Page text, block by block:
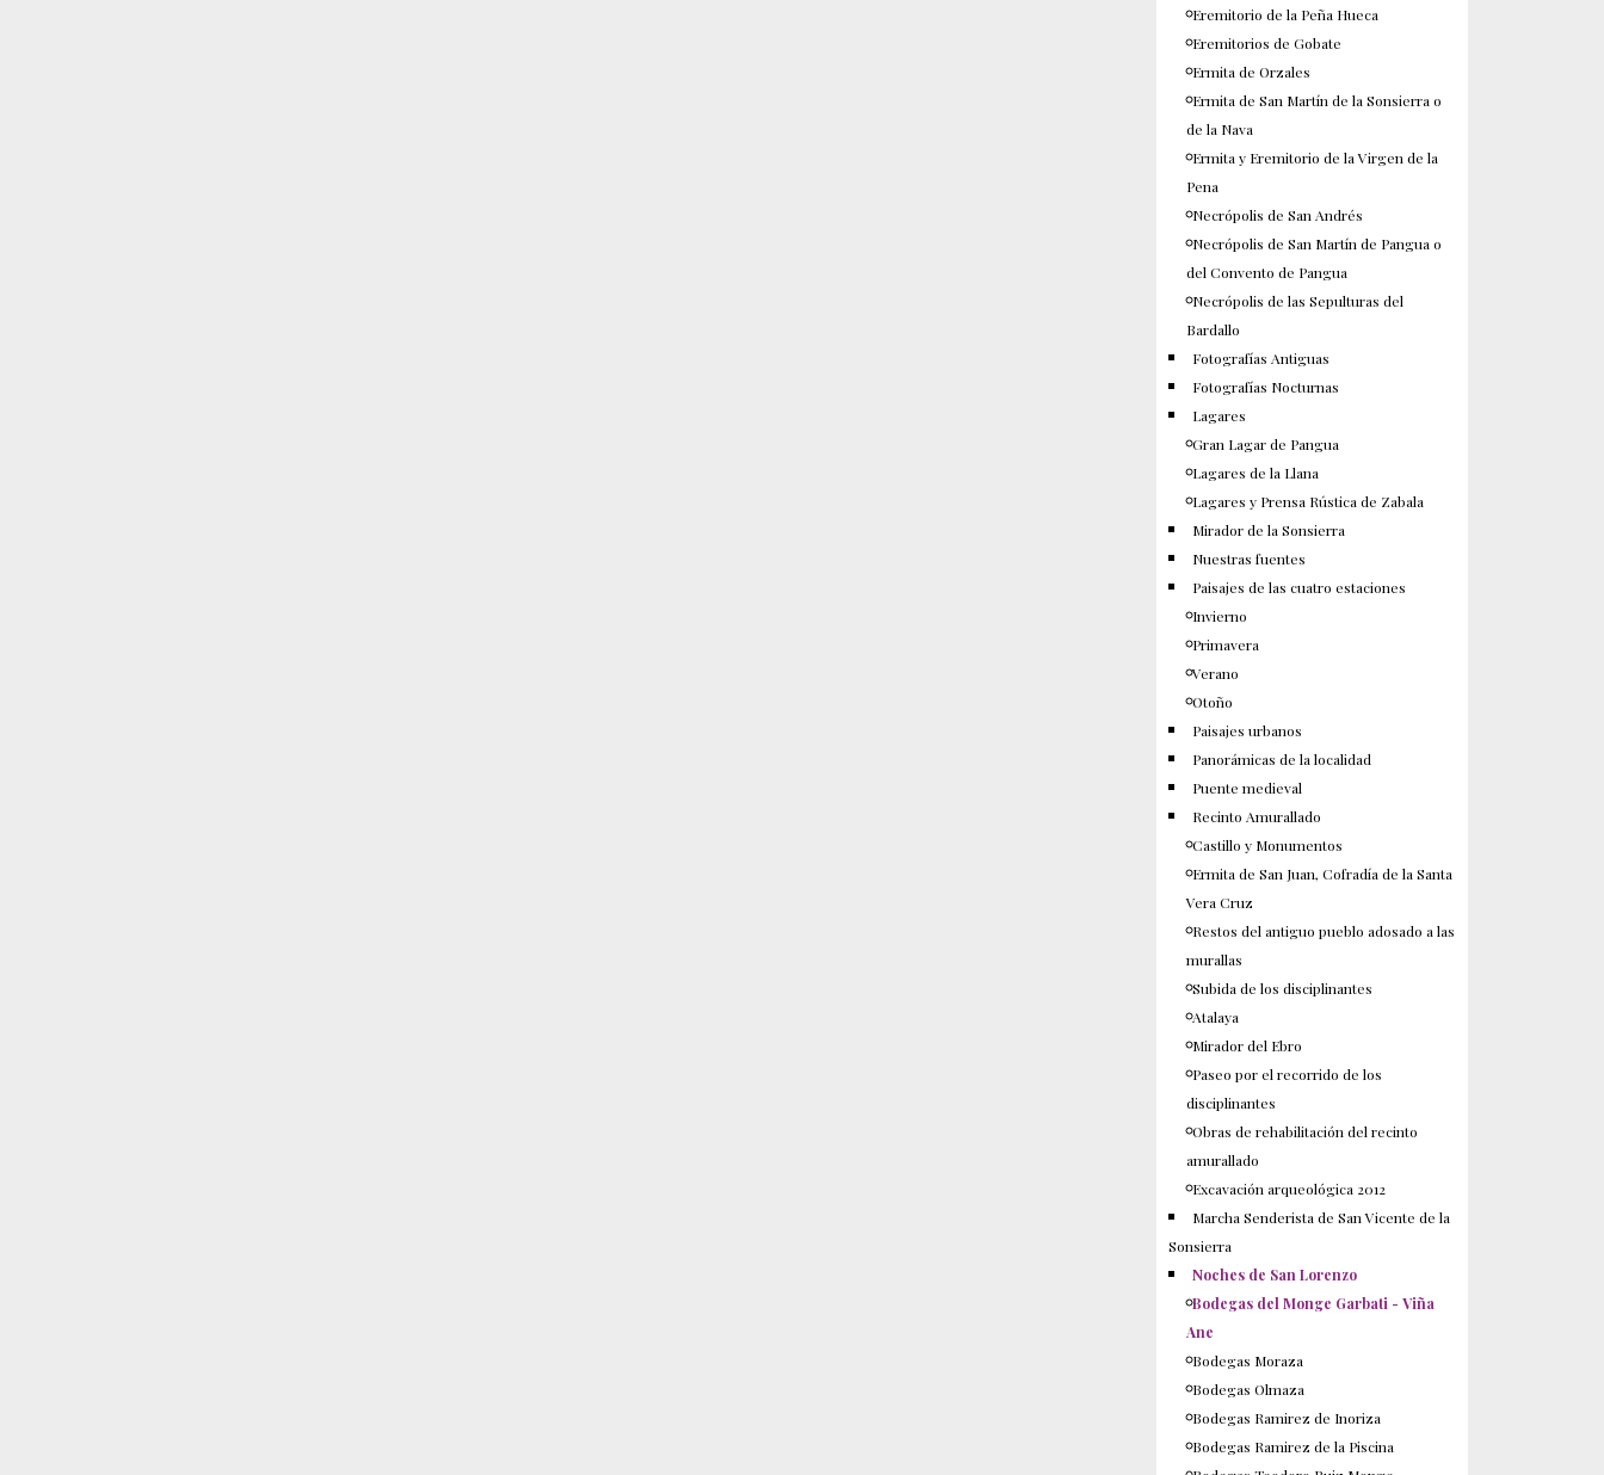
Eremitorio de la Peña Hueca
Eremitorios de Gobate
Ermita de Orzales
Ermita de San Martín de la Sonsierra o
de la Nava
Ermita y Eremitorio de la Virgen de la
Pena
Necrópolis de San Andrés
Necrópolis de San Martín de Pangua o
del Convento de Pangua
Necrópolis de las Sepulturas del
Bardallo
Fotografías Antiguas
Fotografías Nocturnas
Lagares
Gran Lagar de Pangua
Lagares de la Llana
Lagares y Prensa Rústica de Zabala
Mirador de la Sonsierra
Nuestras fuentes
Paisajes de las cuatro estaciones
Invierno
Primavera
Verano
Otoño
Paisajes urbanos
Panorámicas de la localidad
Puente medieval
Recinto Amurallado
Castillo y Monumentos
Ermita de San Juan, Cofradía de la Santa
Vera Cruz
Restos del antiguo pueblo adosado a las
murallas
Subida de los disciplinantes
Atalaya
Mirador del Ebro
Paseo por el recorrido de los
disciplinantes
Obras de rehabilitación del recinto
amurallado
Excavación arqueológica 2012
Marcha Senderista de San Vicente de la
Sonsierra
Noches de San Lorenzo
Bodegas del Monge Garbati - Viña
Ane
Bodegas Moraza
Bodegas Olmaza
Bodegas Ramirez de Inoriza
Bodegas Ramirez de la Piscina